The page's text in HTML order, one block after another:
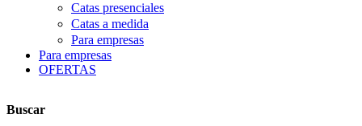
Catas presenciales
Catas a medida
Para empresas
Para empresas
OFERTAS
Buscar